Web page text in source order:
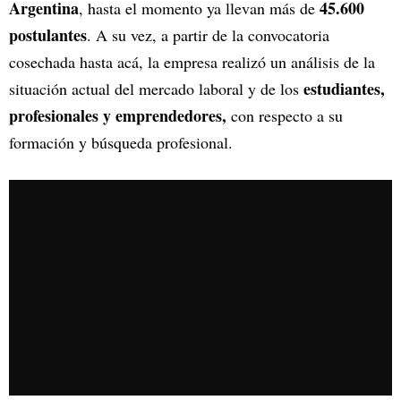
Argentina, hasta el momento ya llevan más de 45.600
postulantes. A su vez, a partir de la convocatoria
cosechada hasta acá, la empresa realizó un análisis de la
situación actual del mercado laboral y de los estudiantes,
profesionales y emprendedores, con respecto a su
formación y búsqueda profesional.